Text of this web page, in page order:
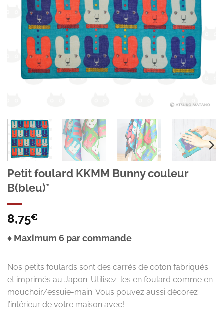
Petit foulard KKMM Bunny couleur
B(bleu)*
8,75€
♦ Maximum 6 par commande
Nos petits foulards sont des carrés de coton fabriqués
et imprimés au Japon. Utilisez-les en foulard comme en
mouchoir/essuie-main. Vous pouvez aussi décorez
l’intérieur de votre maison avec!